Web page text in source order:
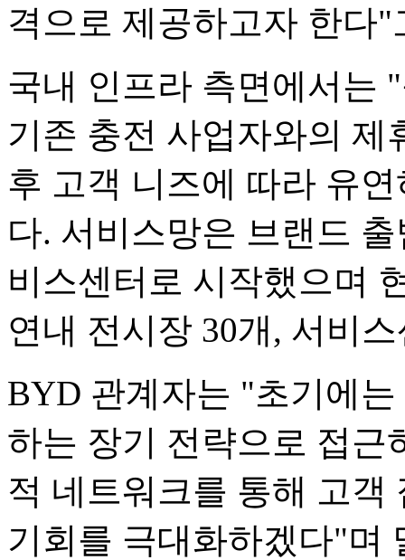
격으로 제공하고자 한다"
국내 인프라 측면에서는
기존 충전 사업자와의 제
후 고객 니즈에 따라 유
다. 서비스망은 브랜드
비스센터로 시작했으며
연내 전시장 30개, 서비
BYD 관계자는 "초기에
하는 장기 전략으로 접
적 네트워크를 통해 고객
기회를 극대화하겠다"며